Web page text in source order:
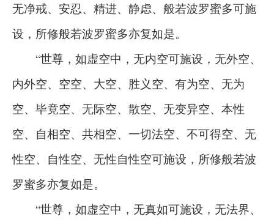
无净戒、安忍、精进、静虑、般若波罗蜜多可施
设，所修般若波罗蜜多亦复如是。
“世尊，如虚空中，无内空可施设，无外空、
内外空、空空、大空、胜义空、有为空、无为
空、毕竟空、无际空、散空、无变异空、本性
空、自相空、共相空、一切法空、不可得空、无
性空、自性空、无性自性空可施设，所修般若波
罗蜜多亦复如是。
“世尊，如虚空中，无真如可施设，无法界、